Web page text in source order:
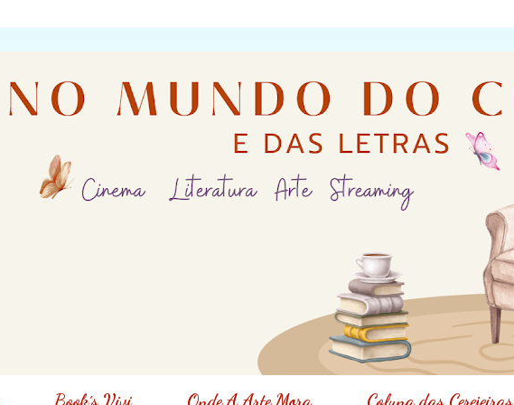
Book´s Vivi Onde A Arte Mora Coluna das Cerejeiras